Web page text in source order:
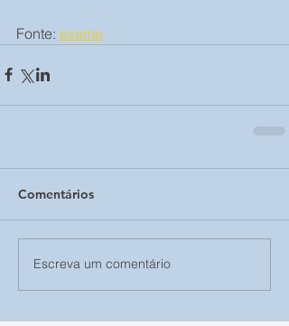
Fonte: exame
Comentários
Escreva um comentário